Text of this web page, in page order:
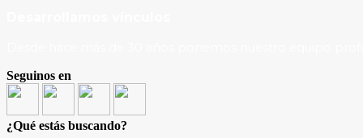
Seguinos en
¿Qué estás buscando?